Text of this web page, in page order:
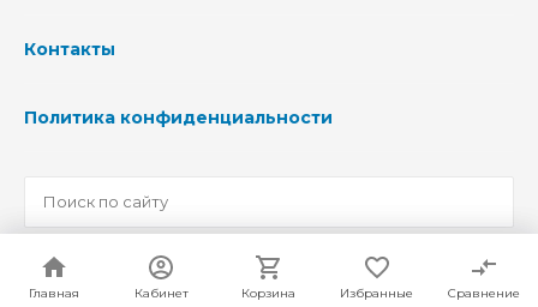
Главная Кабинет Корзина Избранные Сравнение
Главная Кабинет Корзина Избранные Сравнение
Контакты
Политика конфиденциальности
© 2026 ООО «Вигит» — Все права защищены